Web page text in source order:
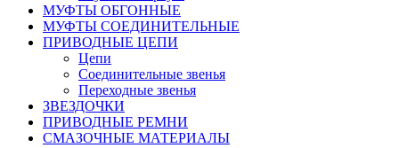
МУФТЫ ОБГОННЫЕ
МУФТЫ СОЕДИНИТЕЛЬНЫЕ
ПРИВОДНЫЕ ЦЕПИ
Цепи
Соединительные звенья
Переходные звенья
ЗВЕЗДОЧКИ
ПРИВОДНЫЕ РЕМНИ
СМАЗОЧНЫЕ МАТЕРИАЛЫ